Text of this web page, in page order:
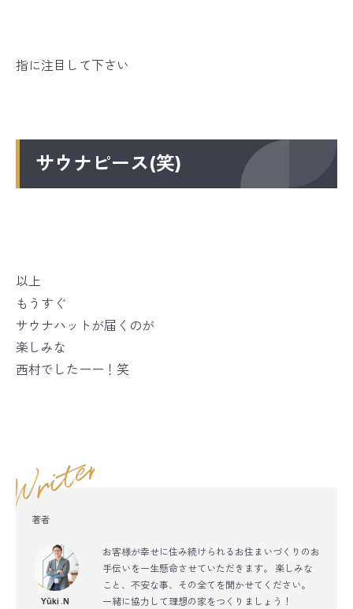
指に注目して下さい
サウナピース(笑)
以上
もうすぐ
サウナハットが届くのが
楽しみな
西村でしたーー！笑
著者
Yûki .N
お客様が幸せに住み続けられるお住まいづくりのお
手伝いを一生懸命させていただきます。 楽しみな
こと、不安な事、その全てを聞かせてください。
一緒に協力して理想の家をつくりましょう！